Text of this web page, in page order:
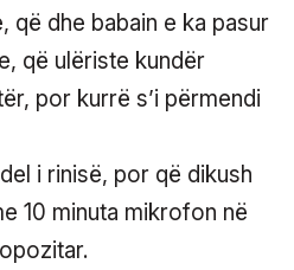
që dhe babain e ka pasur
që ulëriste kundër
por kurrë s’i përmendi
i rinisë, por që dikush
10 minuta mikrofon në